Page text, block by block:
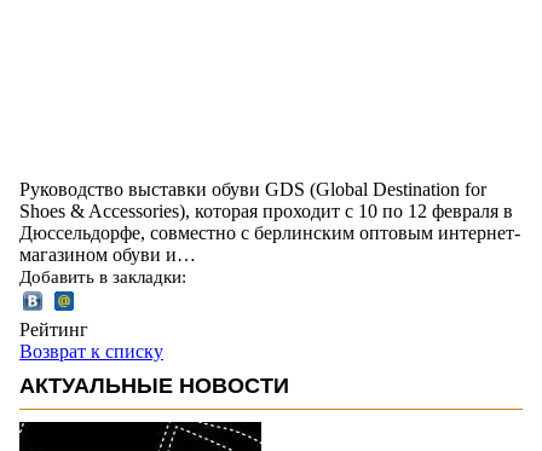
Руководство выставки обуви GDS (Global Destination for
Shoes & Accessories), которая проходит с 10 по 12 февраля в
Дюссельдорфе, совместно с берлинским оптовым интернет-
магазином обуви и…
Добавить в закладки:
Рейтинг
Возврат к списку
АКТУАЛЬНЫЕ НОВОСТИ